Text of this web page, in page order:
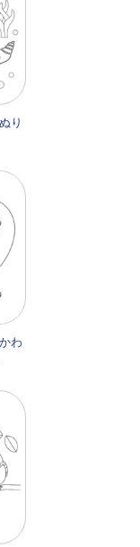
り
わ